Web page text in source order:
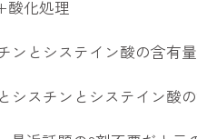
化処理
ンとシステイン酸の含有
スチンとシステイン酸の